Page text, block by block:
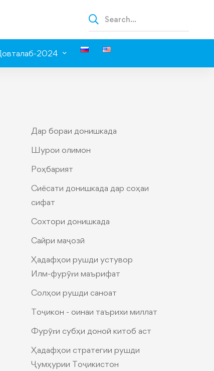
2024
Дар бораи донишкада
Шурои олимон
Роҳбарият
Сиёсати донишкада дар соҳаи
сифат
Сохтори донишкада
Сайри маҷозӣ
Ҳадафҳои рушди устувор
Илм-фурӯғи маърифат
Солҳои рушди саноат
Тоҷикон - оинаи таърихи миллат
Фурӯғи субҳи доноӣ китоб аст
Ҳадафҳои стратегии рушди
Ҷумҳурии Тоҷикистон